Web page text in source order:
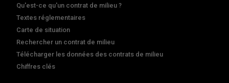
Qu'est-ce qu'un contrat de milieu ?
Textes réglementaires
Carte de situation
Rechercher un contrat de milieu
Télécharger les données des contrats de milieu
Chiffres clés